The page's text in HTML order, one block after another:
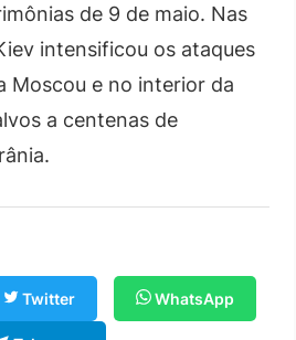
de 9 de maio. Nas
intensificou os ataques
Moscou e no interior da
a centenas de
Twitter WhatsApp